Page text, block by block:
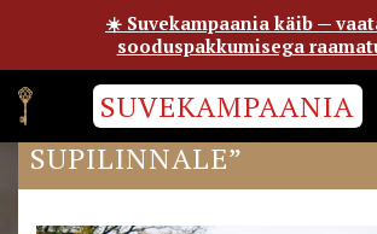
SUVEKAMPAANIA
OTSIME KAANEFOTOT
SUPILINNALE”
☀️ Suvekampaania käib —
sooduspakkumisega